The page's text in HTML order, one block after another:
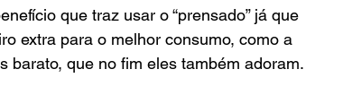
que traz usar o “prensado” já que
extra para o melhor consumo, como a
barato, que no fim eles também adoram.